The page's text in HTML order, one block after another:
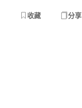
收藏 分享